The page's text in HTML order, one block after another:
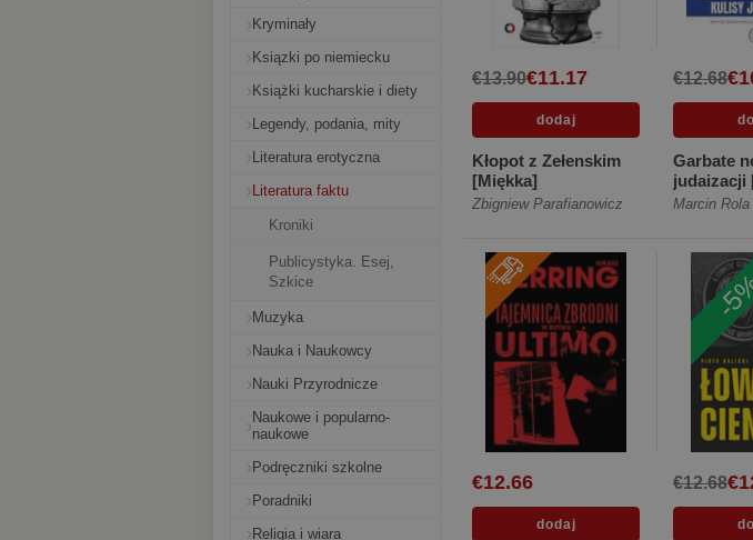
Kryminały
Ksiązki po niemiecku
Książki kucharskie i diety
Legendy, podania, mity
Literatura erotyczna
Literatura faktu
Kroniki
Publicystyka. Esej,
Szkice
Muzyka
Nauka i Naukowcy
Nauki Przyrodnicze
Naukowe i popularno-
naukowe
Podręczniki szkolne
Poradniki
Religia i wiara
€11.17
€13.90
Kłopot z Zełenskim
[Miękka]
Zbigniew Parafianowicz
€12.68
Garbate
judaizacji
Marcin Rola
€12.66
-
€12.68